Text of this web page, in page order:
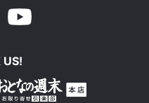
Facebook
US!